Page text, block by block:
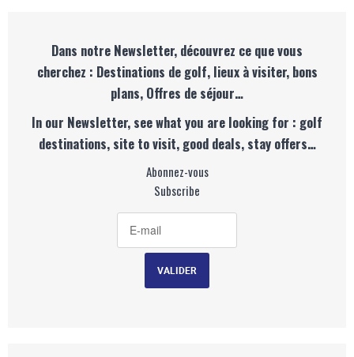
Dans notre Newsletter, découvrez ce que vous
cherchez : Destinations de golf, lieux à visiter, bons
plans, Offres de séjour…
In our Newsletter, see what you are looking for : golf
destinations, site to visit, good deals, stay offers…
Abonnez-vous
Subscribe